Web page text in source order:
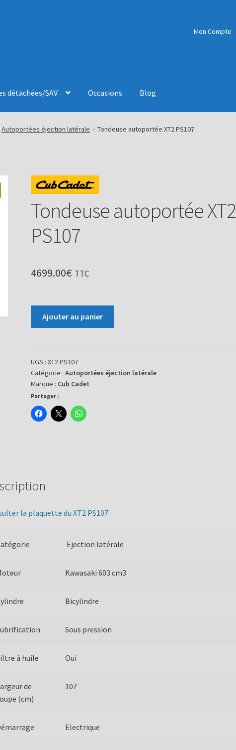
Mon Compte
détachées/SAV Occasions Blog
Autoportées éjection latérale Tondeuse autoportée XT2 PS107
Tondeuse autoportée XT2
PS107
4699.00€ TTC
XT2
PS107
Ajouter au panier
UGS :XT2 PS107
Catégorie :Autoportées éjection latérale
Marque : Cub Cadet
Partager :
la plaquette du XT2 PS107
Ejection latérale
Kawasaki 603 cm3
Bicylindre
Sous pression
à huile Oui
de
(cm)
107
Electrique